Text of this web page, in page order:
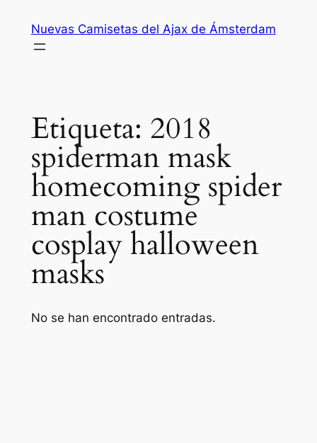
contenido
Nuevas Camisetas del Ajax de Ámsterdam
Etiqueta: 2018
spiderman mask
homecoming spider
man costume
cosplay halloween
masks
No se han encontrado entradas.